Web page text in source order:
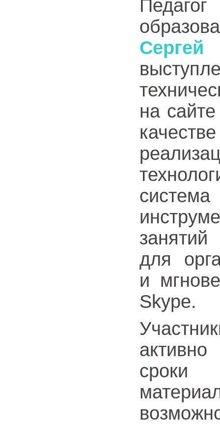
на
занятий
для
и
Skype.
сроки